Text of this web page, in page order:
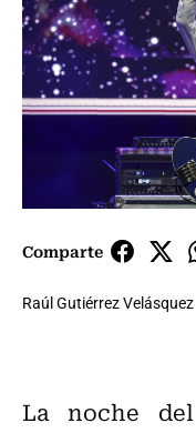
Comparte
Raúl Gutiérrez Velásquez
La noche del